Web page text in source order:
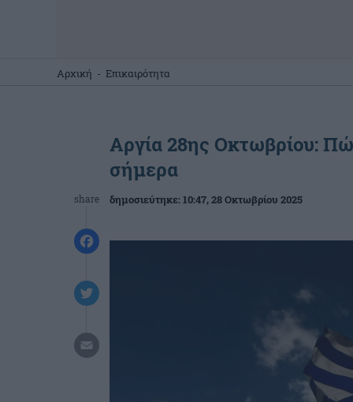
Αρχική - Επικαιρότητα
share
Αργία 28ης Οκτωβρίου:
σήμερα
δημοσιεύτηκε:10:47, 28 Οκτωβρίου 2025